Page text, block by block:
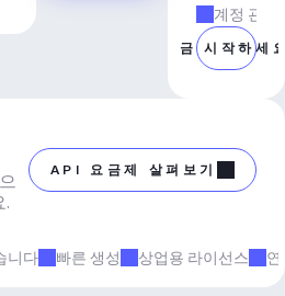
계정 관리
지금 시작하세
으
.
API 요금제 살펴보기
니다 빠른 생성 상업용 라이선스